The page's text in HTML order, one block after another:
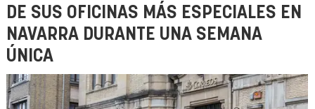
DE SUS OFICINAS MÁS ESPECIALES EN
NAVARRA DURANTE UNA SEMANA
ÚNICA